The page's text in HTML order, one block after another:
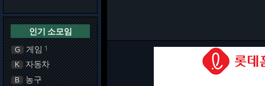
인기 소모임
G 게임 1
K 자동차
B 농구